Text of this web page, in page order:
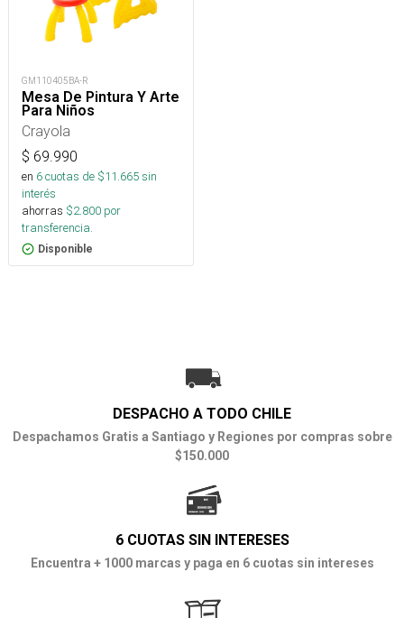
GM110405BA-R
Mesa De Pintura Y Arte
Para Niños
Crayola
$ 69.990
en 6cuotas de $11.665sin
interés
ahorras $2.800 por
transferencia.
Disponible
DESPACHO A TODO CHILE
Despachamos Gratis a Santiago y Regiones por compras sobre
$150.000
6 CUOTAS SIN INTERESES
Encuentra + 1000 marcas y paga en 6 cuotas sin intereses